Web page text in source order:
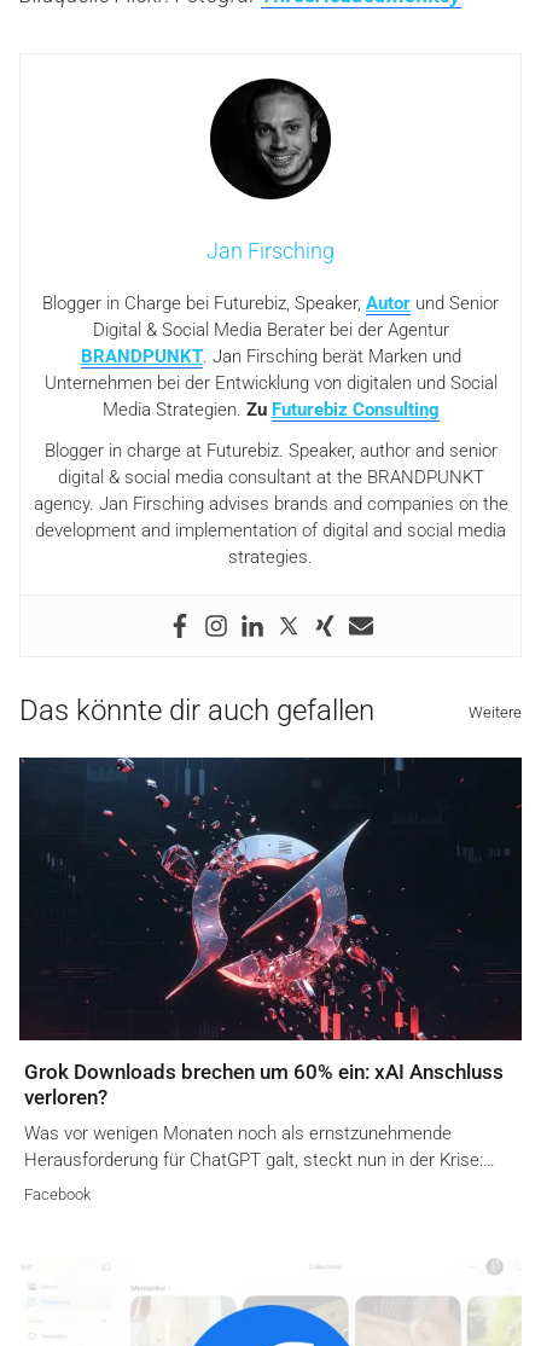
Jan Firsching
Blogger in Charge bei Futurebiz, Speaker, Autor und Senior
Digital & Social Media Berater bei der Agentur
BRANDPUNKT. Jan Firsching berät Marken und
Unternehmen bei der Entwicklung von digitalen und Social
Media Strategien. Zu Futurebiz Consulting
Blogger in charge at Futurebiz. Speaker, author and senior
digital & social media consultant at the BRANDPUNKT
agency. Jan Firsching advises brands and companies on the
development and implementation of digital and social media
strategies.
Das könnte dir auch gefallen Weitere
Grok Downloads brechen um 60% ein: xAI Anschluss
verloren?
Was vor wenigen Monaten noch als ernstzunehmende
Herausforderung für ChatGPT galt, steckt nun in der Krise:…
Facebook